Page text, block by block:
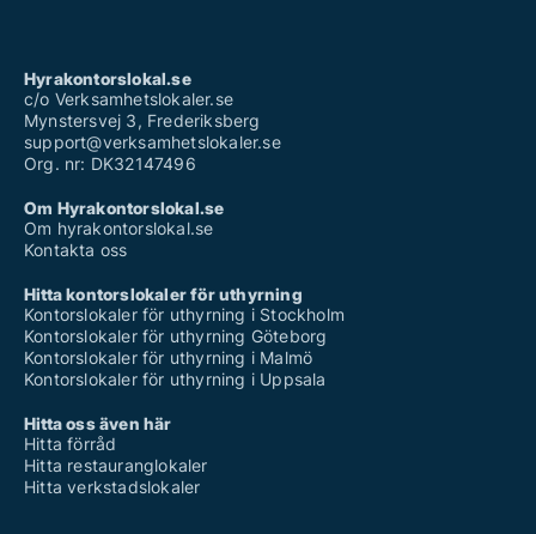
Hyrakontorslokal.se
c/o Verksamhetslokaler.se
Mynstersvej 3, Frederiksberg
support@verksamhetslokaler.se
Org. nr: DK32147496
Om Hyrakontorslokal.se
Om hyrakontorslokal.se
Kontakta oss
Hitta kontorslokaler för uthyrning
Kontorslokaler för uthyrning i Stockholm
Kontorslokaler för uthyrning Göteborg
Kontorslokaler för uthyrning i Malmö
Kontorslokaler för uthyrning i Uppsala
Hitta oss även här
Hitta förråd
Hitta restauranglokaler
Hitta verkstadslokaler